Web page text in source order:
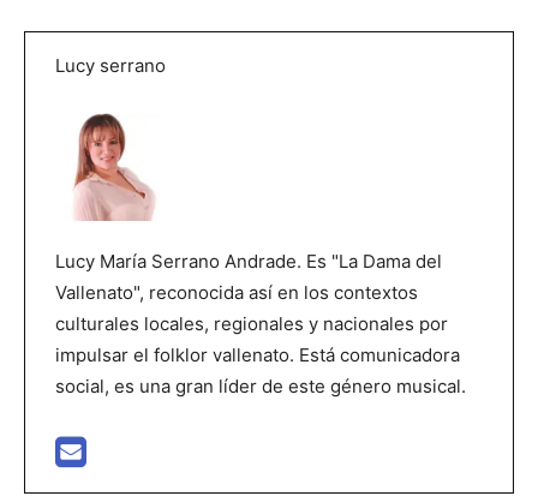
Lucy serrano
Lucy María Serrano Andrade. Es "La Dama del
Vallenato", reconocida así en los contextos
culturales locales, regionales y nacionales por
impulsar el folklor vallenato. Está comunicadora
social, es una gran líder de este género musical.